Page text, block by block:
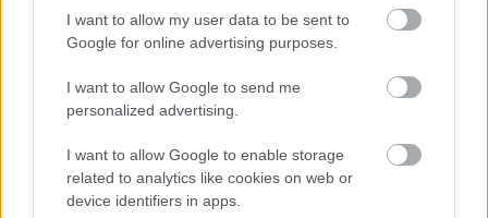
I want to allow my user data to be sent to
Google for online advertising purposes.
I want to allow Google to send me
personalized advertising.
I want to allow Google to enable storage
related to analytics like cookies on web or
device identifiers in apps.
08/08/2026
Δείπνο της ΕΟΠΕ προς τιμήν του Ισίδωρου Κούβελου
παρουσία των Εθνικών ομάδων
07/08/2026
«Αντίο» με ήττα για τις διεθνείς μας στο τουρνουά του
Ουρμπίνο